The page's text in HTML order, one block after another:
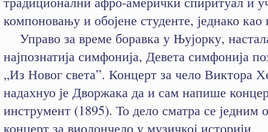
компоновању и обојене студенте, једнако као
Управо за време боравка у Њујорку,
најпознатија симфонија, Девета симфонија
„Из Новог света”. Концерт за чело Виктора
надахнуо је Дворжака да и сам напише
инструмент (1895). То дело сматра се једним
концерт за виолончело у музичкој историји.